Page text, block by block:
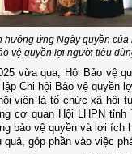
hưởng ứng Ngày quyền
vệ quyền lợi người tiêu
vừa qua, Hội Bảo vệ
lập Chi hội Bảo vệ quyền
viên là tổ chức xã hội
cơ quan Hội LHPN
bảo vệ quyền và lợi
quả, góp phần vào việc